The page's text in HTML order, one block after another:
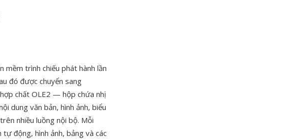
mềm trình chiếu phát hành lần
đó được chuyển sang
chất OLE2 — hộp chứa nhị
dung văn bản, hình ảnh, biểu
nhiều luồng nội bộ. Mỗi
động, hình ảnh, bảng và các